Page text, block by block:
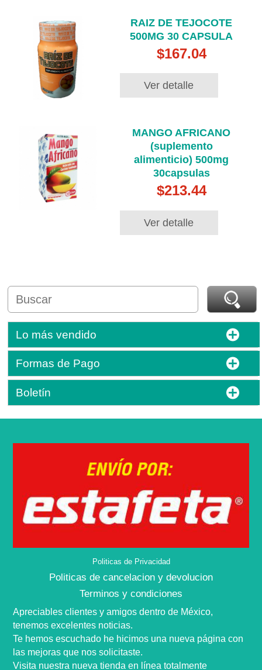
RAIZ DE TEJOCOTE
500MG 30 CAPSULA
$167.04
Ver detalle
MANGO AFRICANO
(suplemento
alimenticio) 500mg
30capsulas
$213.44
Ver detalle
Lo más vendido
Formas de Pago
Boletín
Politicas de Privacidad
Politicas de cancelacion y devolucion
Terminos y condiciones
Apreciables clientes y amigos dentro de México,
tenemos excelentes noticias.
Te hemos escuchado he hicimos una nueva página con
las mejoras que nossolicitaste.
Visita nuestra nueva tienda en línea totalmente